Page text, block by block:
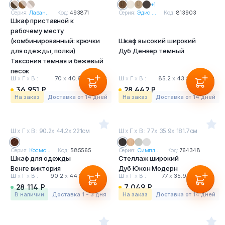
Серия:Лаван... Код: 493871
Шкаф приставной к
рабочему месту
(комбинированный: крючки
для одежды, полки)
Таксония темная и бежевый
песок
Ш х Г х В : 70 х40.6 160 см
36 951 Р
На заказ Доставка от 14 дней
+1
Серия: Эдис ... Код: 813903
Шкаф высокий широкий
Дуб Денвер темный
Ш х Г х В : 85.2 х 43 х 196.7 см
28 442 Р
На заказ Доставка от 14 дней
Ш х Г х В : 90.2х 44.2х 221см
Серия: Космо... Код: 585565
Шкаф для одежды
Венге виктория
Ш х Г х В : 90.2 х44.2 221 см
28 114 Р
в наличии Доставка 1 - 3 дня
Ш х Г х В : 77х 35.9х 181.7см
Серия: Симпл... Код: 764348
Стеллаж широкий
Дуб Юкон Модерн
Ш х Г х В : 77 х 35.9 181.7 см
7 049 Р
На заказ Доставка от 14 дней